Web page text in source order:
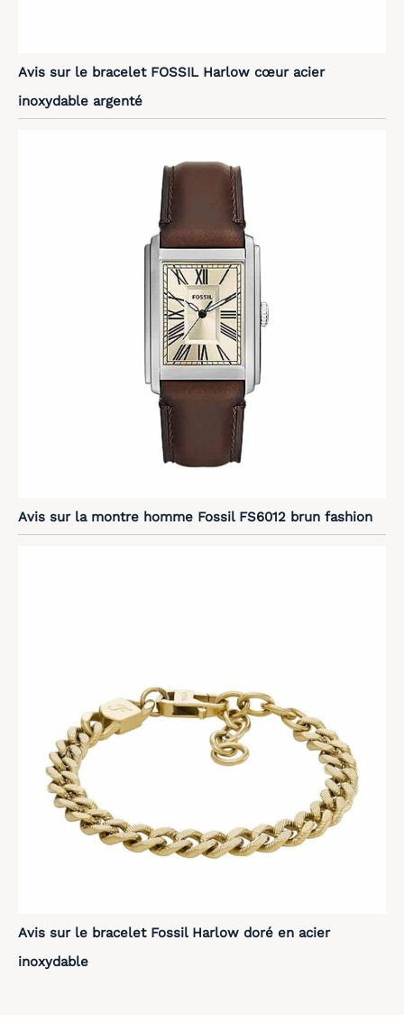
Avis sur le bracelet FOSSIL Harlow cœur acier
inoxydable argenté
Avis sur la montre homme Fossil FS6012 brun fashion
Avis sur le bracelet Fossil Harlow doré en acier
inoxydable